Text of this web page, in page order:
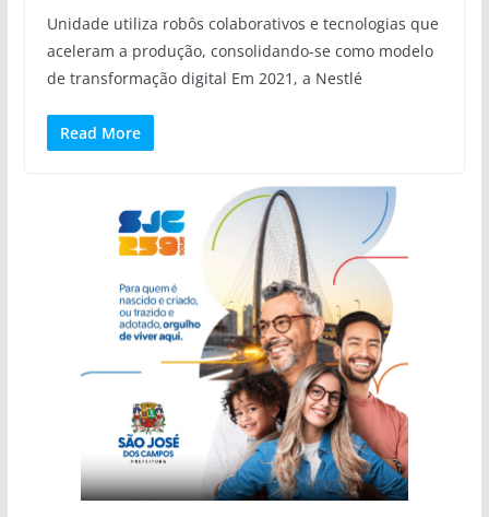
Unidade utiliza robôs colaborativos e tecnologias que
aceleram a produção, consolidando-se como modelo
de transformação digital Em 2021, a Nestlé
Read More